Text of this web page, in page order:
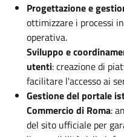
Progettazione e
ottimizzare i processi
operativa.
Sviluppo e
utenti: creazione di
facilitare l'accesso ai
Gestione del portale
Commercio di Roma:
del sito ufficiale per